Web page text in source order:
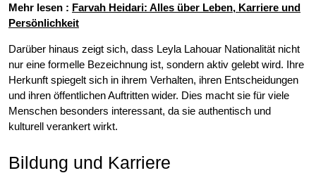
Mehr lesen : Farvah Heidari: Alles über Leben, Karriere und
Persönlichkeit
Darüber hinaus zeigt sich, dass Leyla Lahouar Nationalität nicht
nur eine formelle Bezeichnung ist, sondern aktiv gelebt wird. Ihre
Herkunft spiegelt sich in ihrem Verhalten, ihren Entscheidungen
und ihren öffentlichen Auftritten wider. Dies macht sie für viele
Menschen besonders interessant, da sie authentisch und
kulturell verankert wirkt.
Bildung und Karriere